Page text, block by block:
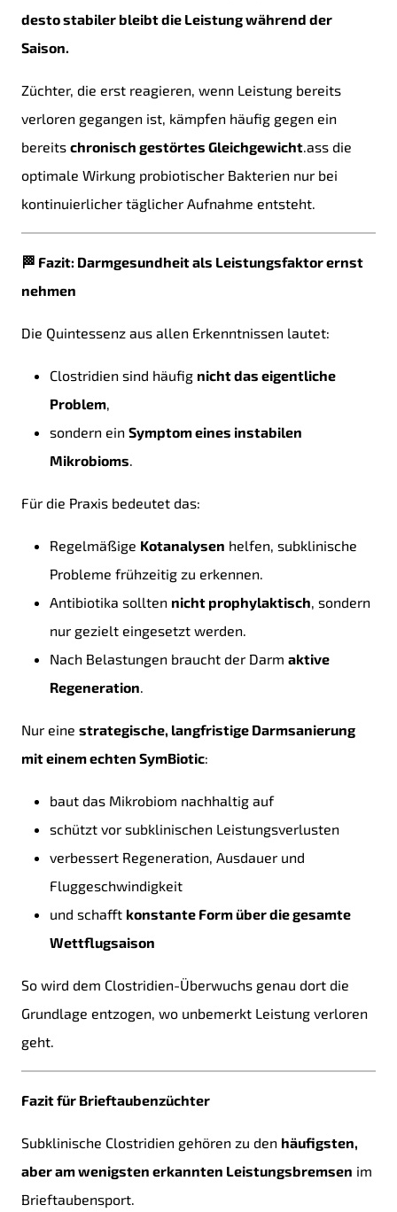
desto stabiler bleibt die Leistung während der
Saison.
Züchter, die erst reagieren, wenn Leistung bereits
verloren gegangen ist, kämpfen häufig gegen ein
bereits chronisch gestörtes Gleichgewicht .ass die
optimale Wirkung probiotischer Bakterien nur bei
kontinuierlicher täglicher Aufnahme entsteht.
🏁 Fazit: Darmgesundheit als Leistungsfaktor ernst
nehmen
Die Quintessenz aus allen Erkenntnissen lautet:
Clostridien sind häufig nicht das eigentliche
Problem
sondern ein Symptom eines instabilen
Mikrobioms
Für die Praxis bedeutet das:
Regelmäßige Kotanalysen helfen, subklinische
Probleme frühzeitig zu erkennen.
Antibiotika sollten nicht prophylaktisch , sondern
nur gezielt eingesetzt werden.
Nach Belastungen braucht der Darm aktive
Regeneration
Nur eine strategische, langfristige Darmsanierung
mit einem echten SymBiotic:
baut das Mikrobiom nachhaltig auf
schützt vor subklinischen Leistungsverlusten
verbessert Regeneration, Ausdauer und
Fluggeschwindigkeit
und schafft konstante Form über die gesamte
Wettflugsaison
So wird dem Clostridien-Überwuchs genau dort die
Grundlage entzogen, wo unbemerkt Leistung verloren
geht.
Fazit für Brieftaubenzüchter
Subklinische Clostridien gehören zu den häufigsten,
aber am wenigsten erkannten Leistungsbremsen im
Brieftaubensport.